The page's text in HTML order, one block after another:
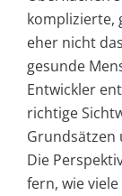
komplizierte,
eher nicht
gesunde
Entwickler
richtige
Grundsätzen
Die
fern, wie